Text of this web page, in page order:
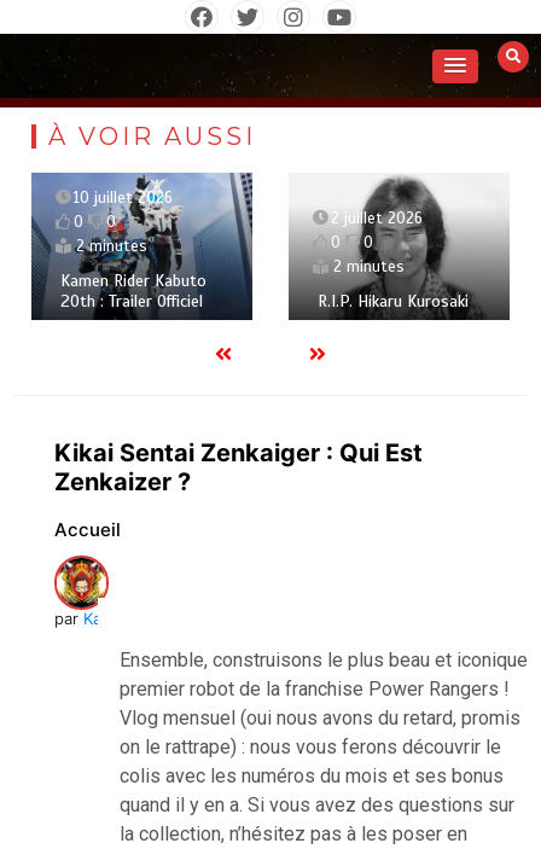
contenu
À VOIR AUSSI
10 juillet 2026
0
0
2 minutes
Kamen Rider Kabuto
20th : Trailer Officiel
2 juillet 2026
0
0
2 minutes
R.I.P. Hikaru Kurosaki
Kikai Sentai Zenkaiger : Qui Est
Zenkaizer ?
Accueil
par Kai
Ensemble, construisons le plus beau et iconique
premier robot de la franchise Power Rangers !
Vlog mensuel (oui nous avons du retard, promis
on le rattrape) : nous vous ferons découvrir le
colis avec les numéros du mois et ses bonus
quand il y en a. Si vous avez des questions sur
la collection, n’hésitez pas à les poser en